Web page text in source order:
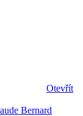
Otevřít
Bernard